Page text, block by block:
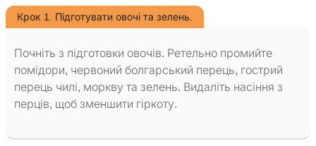
Крок 1. Підготувати овочі та зелень.
Почніть з підготовки овочів. Ретельно промийте
помідори, червоний болгарський перець, гострий
перець чилі, моркву та зелень. Видаліть насіння з
перців, щоб зменшити гіркоту.